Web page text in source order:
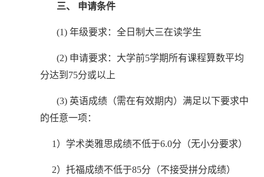
三、 申请条件
(1) 年级要求： 全日制 大三在读学生
(2) 申请要求：大学前5学期所有课程算数平均
分达到 75分或以上
(3) 英语成绩（需在有效期内）满足以下要求中
的任意一项：
1）学术类雅思成绩不低于6.0分（无小分要求）
2）托福成绩不低于85分（不接受拼分成绩）